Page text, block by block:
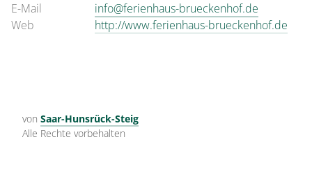
E-Mail
info@ferienhaus-brueckenhof.de
Web
http://www.ferienhaus-brueckenhof.de
von Saar-Hunsrück-Steig
Alle Rechte vorbehalten